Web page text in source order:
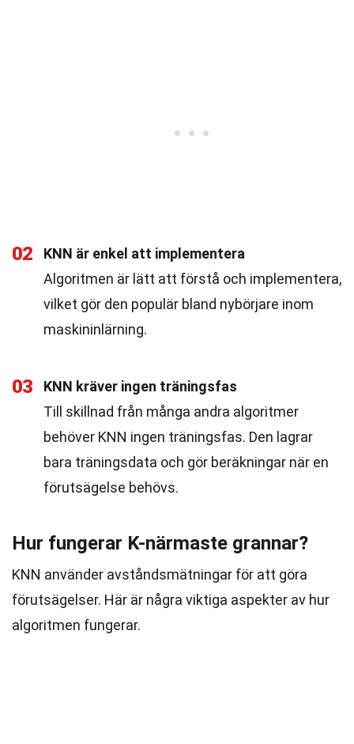
02
KNN är enkel att implementera
Algoritmen är lätt att förstå och implementera,
vilket gör den populär bland nybörjare inom
maskininlärning.
03
KNN kräver ingen träningsfas
Till skillnad från många andra algoritmer
behöver KNN ingen träningsfas. Den lagrar
bara träningsdata och gör beräkningar när en
förutsägelse behövs.
Hur fungerar K-närmaste grannar?
KNN använder avståndsmätningar för att göra
förutsägelser. Här är några viktiga aspekter av hur
algoritmen fungerar.